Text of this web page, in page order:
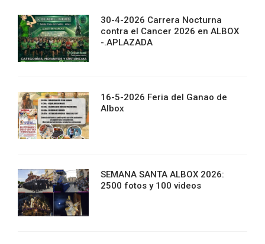
30-4-2026 Carrera Nocturna
contra el Cancer 2026 en ALBOX
-.APLAZADA
16-5-2026 Feria del Ganao de
Albox
SEMANA SANTA ALBOX 2026:
2500 fotos y 100 videos